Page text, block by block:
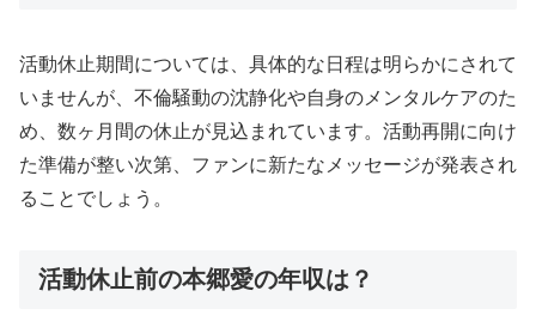
活動休止期間については、具体的な日程は明らかにされて
いませんが、不倫騒動の沈静化や自身のメンタルケアのた
め、数ヶ月間の休止が見込まれています。活動再開に向け
た準備が整い次第、ファンに新たなメッセージが発表され
ることでしょう。
活動休止前の本郷愛の年収は？